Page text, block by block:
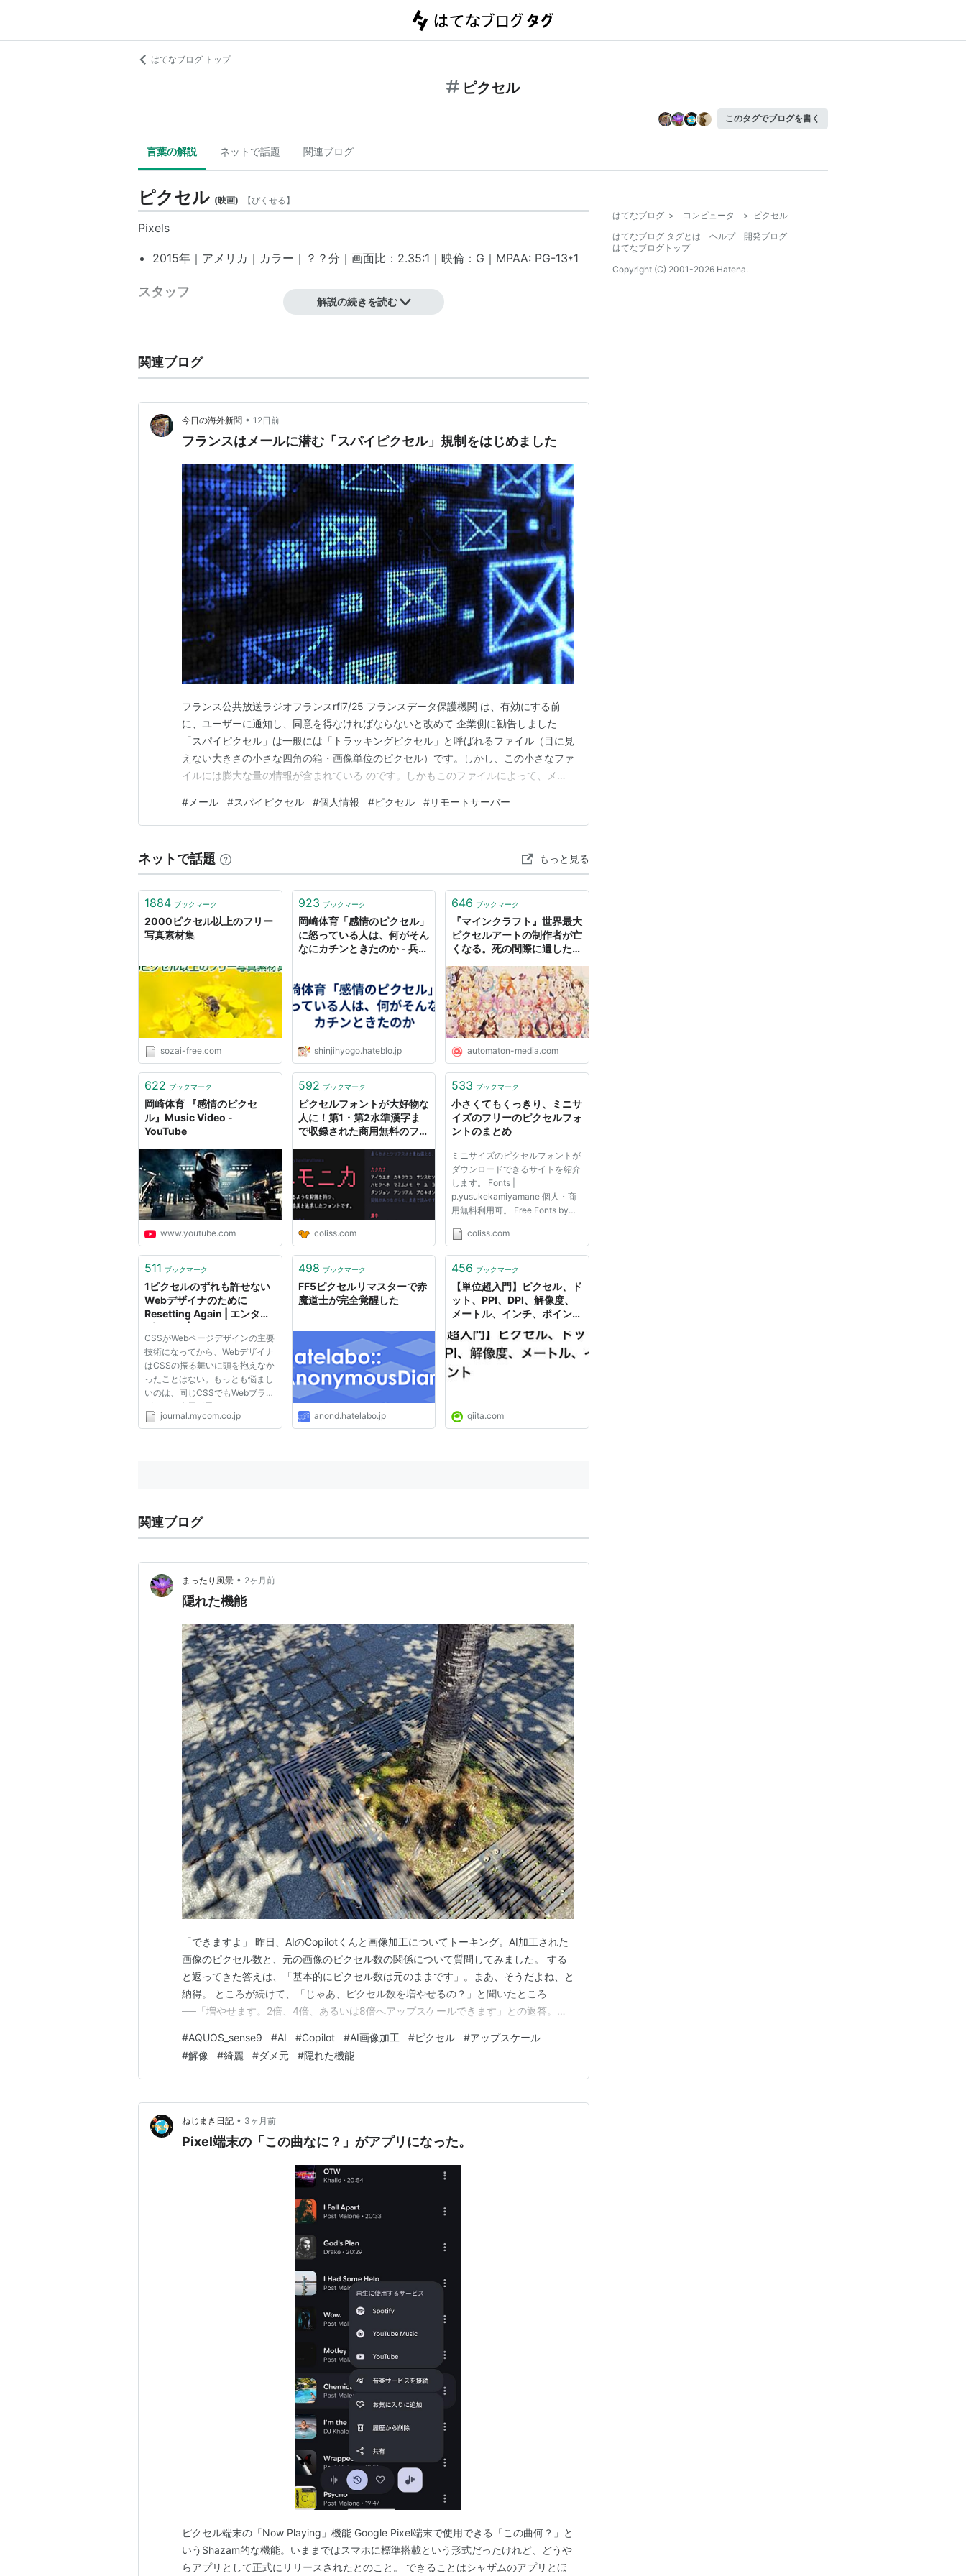
はてなブログ トップ
ピクセル
このタグでブログを書く
言葉の解説 ネットで話題 関連ブログ
ピクセル (映画) 【ぴくせる】
Pixels
2015年｜アメリカ｜カラー｜？？分｜画面比：2.35:1｜映倫：G｜MPAA: PG-13*1
スタッフ
ク・ラドクリフ
製作総指揮：ジョニー・アルヴス、バリー・バーナーディ、マシアス・ボーカード、
ベンジャミン・ダラス、ジャック・ジャラプト、セス・ゴードン、ティム・ハーリヒ
ー、 パトリック・ジーン、
レン
原案：パトリック・ジーン、アダム・サンドラー
撮影：アミール・モクリ
編集：ヒューズ・ウィンボーン
ヘンリー・ジャックマン
キャスト
アダム・サンドラー
ケヴィン・ジェームズ
ミシェル・モナハン
ピーター・ディンクレイジ
ジョシュ・ギャッド
ブライアン・コックス
アシュレイ・ベンソン
pixel（画素）、つまりデジタル画像を構成する粒子のこと。
このピクセル（粒子）の密度が濃いほど、キメ細かな色の変化（グラデーション）を表
デジタルカメラの性能に画素数がある。この画素数が高いほど、色の変化を滑らかに表
現できる。画素数が低いと、色の変化を大まかにしか表現できず粒子の粗い画像とな
原義は picture cell → 「pixel」ピクチャーセル略してピクセル。ドットとほぼ同義。
3次元に拡張した概念としてボクセル（voxel）がある。
解説の続きを読む
関連ブログ
今日の海外新聞 • 12日前
フランスはメールに潜む「スパイピクセル」規制をはじめました
フランス公共放送ラジオフランスrfi7/25 フランスデータ保護機関 は、有効にする前
に、ユーザーに通知し、同意を得なければならないと改めて 企業側に勧告しました
「スパイピクセル」は一般には「トラッキングピクセル」と呼ばれるファイル（目に見
えない大きさの小さな四角の箱・画像単位のピクセル）です。しかし、この小さなファ
イルには膨大な量の情報が含まれている のです。しかもこのファイルによって、メー
のです。 これらのピクセルは、メールマーケティングの黎明期から存在しており、ト
ラッキング技術というより広範なカテゴリーに属し…
# メール #スパイピクセル #個人情報 #ピクセル #リモートサーバー
ネットで話題 もっと見る
1884 ブックマーク
2000ピクセル以上のフリー
写真素材集
sozai-free.com
923 ブックマーク
岡崎体育「感情のピクセル」
に怒っている人は、何がそん
なにカチンときたのか - 兵庫
shinjihyogo.hateblo.jp
646 ブックマーク
『マインクラフト』世界最大
ピクセルアートの制作者が亡
くなる。死の間際に遺した
AUTOMATON
automaton-media.com
622 ブックマーク
岡崎体育 『感情のピクセ
ル』Music Video -
YouTube
www.youtube.com
592 ブックマーク
ピクセルフォントが大好物な
人に！第1・第2水準漢字ま
で収録された商用無料のフリ
coliss.com
533 ブックマーク
小さくてもくっきり、ミニサ
イズのフリーのピクセルフォ
ントのまとめ
ミニサイズのピクセルフォントが
ダウンロードできるサイトを紹介
します。 Fonts |
p.yusukekamiyamane 個人・商
用無料利用可。 Free Fonts by
coliss.com
511 ブックマーク
1ピクセルのずれも許せない
Webデザイナのために
Resetting Again | エンター
ル
CSSがWebページデザインの主要
技術になってから、Webデザイナ
はCSSの振る舞いに頭を抱えなか
ったことはない。もっとも悩まし
いのは、同じCSSでもWebブラウ
ザごとに表示が異なるところにあ
る。なるべく同じ表示を実現しよ
journal.mycom.co.jp
498 ブックマーク
FF5ピクセルリマスターで赤
魔道士が完全覚醒した
anond.hatelabo.jp
456 ブックマーク
【単位超入門】ピクセル、ド
ット、PPI、DPI、解像度、
メートル、インチ、ポイント
qiita.com
関連ブログ
まったり風景 • 2ヶ月前
隠れた機能
「できますよ」 昨日、AIのCopilotくんと画像加工についてトーキング。AI加工された
画像のピクセル数と、元の画像のピクセル数の関係について質問してみました。 する
と返ってきた答えは、「基本的にピクセル数は元のままです」。まあ、そうだよね、と
納得。 ところが続けて、「じゃあ、ピクセル数を増やせるの？」と聞いたところ
──「増やせます。2倍、4倍、あるいは8倍へアップスケールできます」との返答。こ
した。すると、さらにビックリ。出てきた画像が、想像以上にクッキリしていたんで
す。 その画像が下の写真。昔、長崎を訪れた際…
#AQUOS_sense9 #AI #Copilot #AI画像加工 #ピクセル #アップスケール
#解像 #綺麗 #ダメ元 #隠れた機能
ねじまき日記 • 3ヶ月前
Pixel端末の「この曲なに？」がアプリになった。
ピクセル端末の「Now Playing」機能 Google Pixel端末で使用できる「この曲何？」と
いうShazam的な機能。いままではスマホに標準搭載という形式だったけれど、どうや
らアプリとして正式にリリースされたとのこと。 できることはシャザムのアプリとほ
はてなブログ > コンピュータ > ピクセル
はてなブログ タグとは
ヘルプ
開発ブログ
はてなブログトップ
Copyright (C) 2001-2026 Hatena.